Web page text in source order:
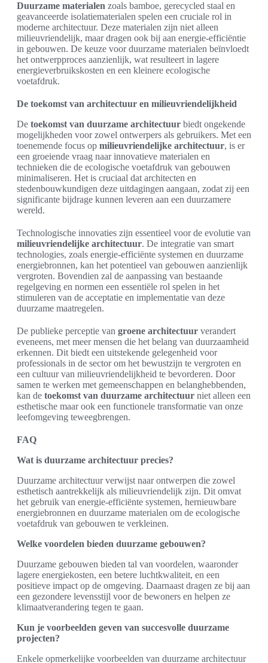
Duurzame materialen zoals bamboe, gerecycled staal en
geavanceerde isolatiematerialen spelen een cruciale rol in
moderne architectuur. Deze materialen zijn niet alleen
milieuvriendelijk, maar dragen ook bij aan energie-efficiëntie
in gebouwen. De keuze voor duurzame materialen beïnvloedt
het ontwerpproces aanzienlijk, wat resulteert in lagere
energieverbruikskosten en een kleinere ecologische
voetafdruk.
De toekomst van architectuur en milieuvriendelijkheid
De toekomst van duurzame architectuur biedt ongekende
mogelijkheden voor zowel ontwerpers als gebruikers. Met een
toenemende focus op milieuvriendelijke architectuur, is er
een groeiende vraag naar innovatieve materialen en
technieken die de ecologische voetafdruk van gebouwen
minimaliseren. Het is cruciaal dat architecten en
stedenbouwkundigen deze uitdagingen aangaan, zodat zij een
significante bijdrage kunnen leveren aan een duurzamere
wereld.
Technologische innovaties zijn essentieel voor de evolutie van
milieuvriendelijke architectuur. De integratie van smart
technologies, zoals energie-efficiënte systemen en duurzame
energiebronnen, kan het potentieel van gebouwen aanzienlijk
vergroten. Bovendien zal de aanpassing van bestaande
regelgeving en normen een essentiële rol spelen in het
stimuleren van de acceptatie en implementatie van deze
duurzame maatregelen.
De publieke perceptie van groene architectuur verandert
eveneens, met meer mensen die het belang van duurzaamheid
erkennen. Dit biedt een uitstekende gelegenheid voor
professionals in de sector om het bewustzijn te vergroten en
een cultuur van milieuvriendelijkheid te bevorderen. Door
samen te werken met gemeenschappen en belanghebbenden,
kan de toekomst van duurzame architectuur niet alleen een
esthetische maar ook een functionele transformatie van onze
leefomgeving teweegbrengen.
FAQ
Wat is duurzame architectuur precies?
Duurzame architectuur verwijst naar ontwerpen die zowel
esthetisch aantrekkelijk als milieuvriendelijk zijn. Dit omvat
het gebruik van energie-efficiënte systemen, hernieuwbare
energiebronnen en duurzame materialen om de ecologische
voetafdruk van gebouwen te verkleinen.
Welke voordelen bieden duurzame gebouwen?
Duurzame gebouwen bieden tal van voordelen, waaronder
lagere energiekosten, een betere luchtkwaliteit, en een
positieve impact op de omgeving. Daarnaast dragen ze bij aan
een gezondere levensstijl voor de bewoners en helpen ze
klimaatverandering tegen te gaan.
Kun je voorbeelden geven van succesvolle duurzame
projecten?
Enkele opmerkelijke voorbeelden van duurzame architectuur